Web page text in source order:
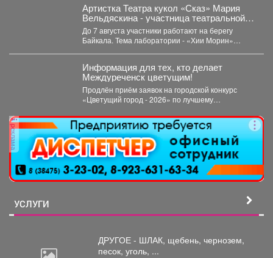
Артистка Театра кукол «Сказ» Мария
Вельдяскина - участница театральной
лаборатории «Хии Морин: поэзия
стихий» на Байкале.
До 7 августа участники работают на берегу
Байкала. Тема лаборатории - «Хии Морин»
Информация для тех, кто делает
Междуреченск цветущим!
Продлён приём заявок на городской конкурс
«Цветущий город - 2026» по лучшему
реклама
УСЛУГИ
ДРУГОЕ - ШЛАК, щебень, чернозем,
песок, уголь, ...